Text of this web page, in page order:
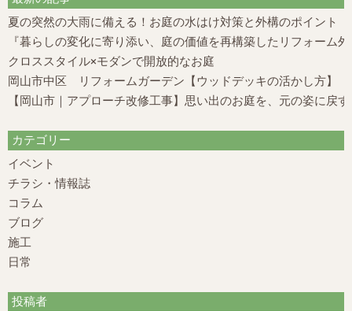
夏の突然の大雨に備える！お庭の水はけ対策と外構のポイント
『暮らしの変化に寄り添い、庭の価値を再構築したリフォーム
クロススタイル×モダンで開放的なお庭
岡山市中区 リフォームガーデン【ウッドデッキの活かし方】
【岡山市｜アプローチ改修工事】思い出のお庭を、元の姿に戻
カテゴリー
イベント
チラシ・情報誌
コラム
ブログ
施工
日常
投稿者